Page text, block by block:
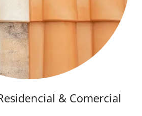
& Comercial